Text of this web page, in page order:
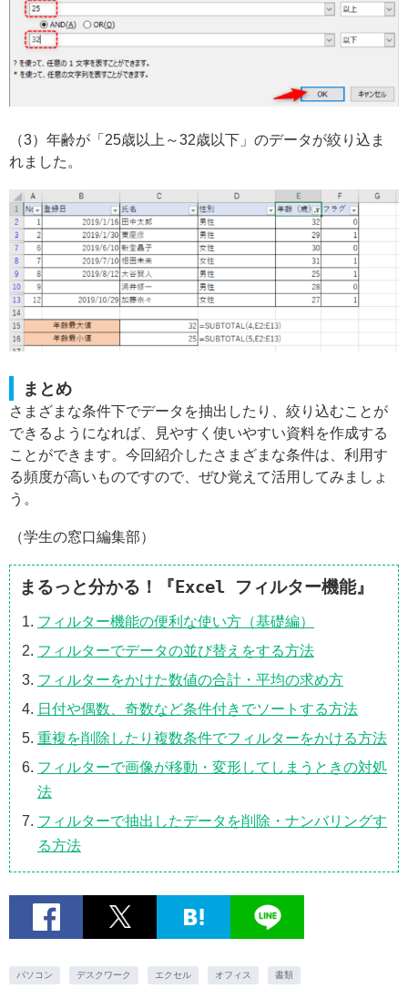
（3）年齢が「25歳以上～32歳以下」のデータが絞り込ま
れました。
まとめ
さまざまな条件下でデータを抽出したり、絞り込むことが
できるようになれば、見やすく使いやすい資料を作成する
ことができます。今回紹介したさまざまな条件は、利用す
る頻度が高いものですので、ぜひ覚えて活用してみましょ
う。
（学生の窓口編集部）
まるっと分かる！『Excel フィルター機能』
フィルター機能の便利な使い方（基礎編）
フィルターでデータの並び替えをする方法
フィルターをかけた数値の合計・平均の求め方
日付や偶数、奇数など条件付きでソートする方法
重複を削除したり複数条件でフィルターをかける方法
フィルターで画像が移動・変形してしまうときの対処
法
フィルターで抽出したデータを削除・ナンバリングす
る方法
パソコン デスクワーク エクセル オフィス 書類